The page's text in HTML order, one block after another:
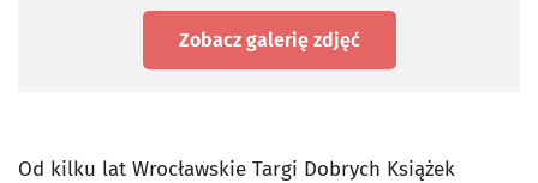
Zobacz galerię zdjęć
Od kilku lat Wrocławskie Targi Dobrych Książek